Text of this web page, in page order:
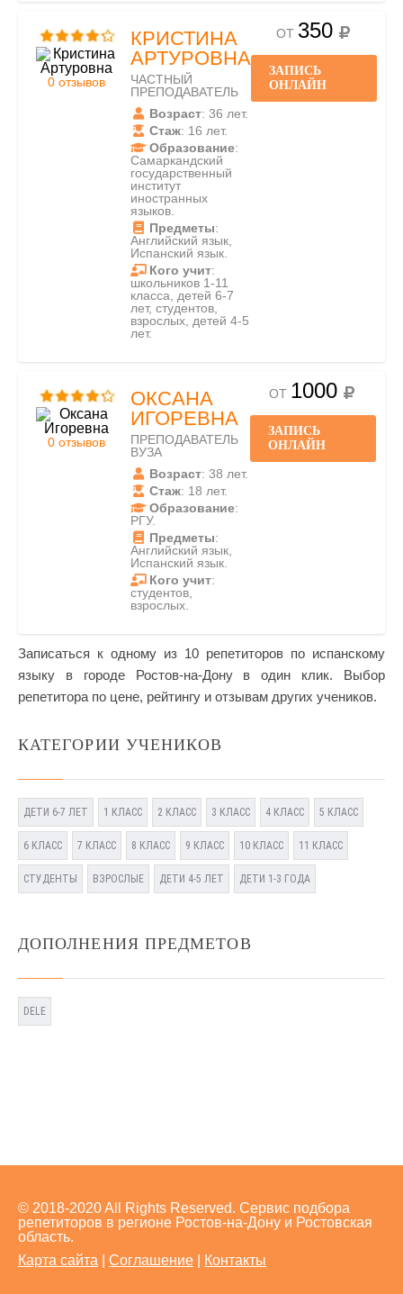
0 отзывов
КРИСТИНА
АРТУРОВНА
ЧАСТНЫЙ
ПРЕПОДАВАТЕЛЬ
Возраст: 36 лет.
Стаж: 16 лет.
Образование:
Самаркандский
государственный
институт
иностранных
языков.
Предметы:
Английский язык,
Испанский язык.
Кого учит:
школьников 1-11
класса, детей 6-7
лет, студентов,
взрослых, детей 4-5
лет.
ОТ 350
ЗАПИСЬ
ОНЛАЙН
0 отзывов
ОКСАНА
ИГОРЕВНА
ПРЕПОДАВАТЕЛЬ
ВУЗА
Возраст: 38 лет.
Стаж: 18 лет.
Образование:
РГУ.
Предметы:
Английский язык,
Испанский язык.
Кого учит:
студентов,
взрослых.
ОТ 1000
ЗАПИСЬ
ОНЛАЙН
Записаться к одному из 10 репетиторов по испанскому
языку в городе Ростов-на-Дону в один клик. Выбор
репетитора по цене, рейтингу и отзывам других учеников.
КАТЕГОРИИ УЧЕНИКОВ
ДЕТИ 6-7 ЛЕТ 1 КЛАСС 2 КЛАСС 3 КЛАСС 4 КЛАСС 5 КЛАСС
6 КЛАСС 7 КЛАСС 8 КЛАСС 9 КЛАСС 10 КЛАСС 11 КЛАСС
СТУДЕНТЫ ВЗРОСЛЫЕ ДЕТИ 4-5 ЛЕТ ДЕТИ 1-3 ГОДА
ДОПОЛНЕНИЯ ПРЕДМЕТОВ
DELE
© 2018-2020 All Rights Reserved. Сервис подбора
репетиторов в регионе Ростов-на-Дону и Ростовская
область.
Карта сайта
Соглашение Контакты